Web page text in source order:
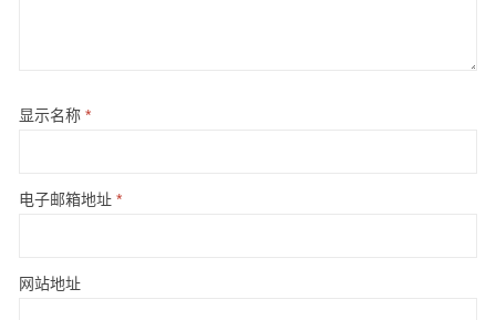
显示名称 *
电子邮箱地址 *
网站地址